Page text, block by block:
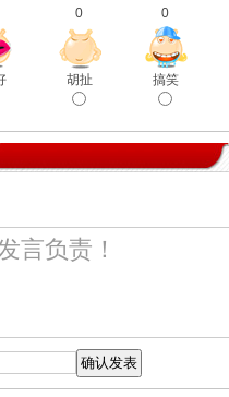
0
胡扯
0
搞笑